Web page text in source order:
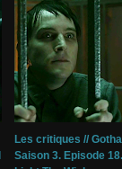
Les critiques //
Saison 3. Episode 18.